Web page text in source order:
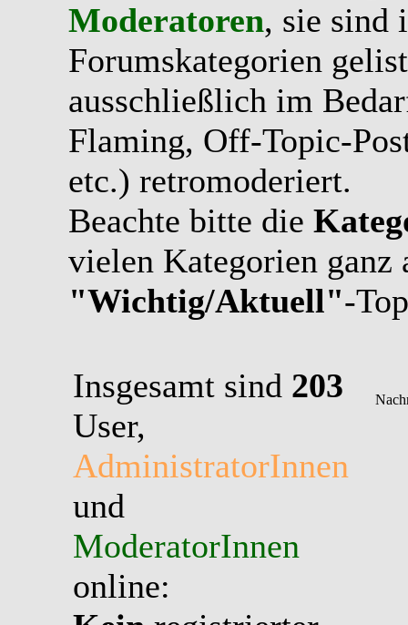
Moderatoren, sie sind
Forumskategorien
ausschließlich im
Flaming, Off-Topic-
etc.) retromoderiert.
Beachte bitte die
vielen Kategorien ganz
"Wichtig/Aktuell"-
Insgesamt sind 203
User,
AdministratorInnen
und
ModeratorInnen
online: